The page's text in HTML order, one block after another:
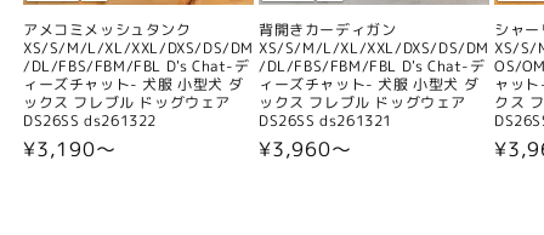
アメコミメッシュタンク
XS/S/M/L/XL/XXL/DXS/DS/DM
/DL/FBS/FBM/FBL D's Chat-デ
ィーズチャット- 犬服 小型犬 ダ
ックス フレブル ドッグウェア
DS26SS ds261322
通
¥3,190〜
背開きカーディガン
XS/S/M/L/XL/XXL/DXS/DS/DM
/DL/FBS/FBM/FBL D's Chat-デ
ィーズチャット- 犬服 小型犬 ダ
ックス フレブル ドッグウェア
DS26SS ds261321
通
¥3,960〜
シャ
XS/
OS/
ャッ
クス
通